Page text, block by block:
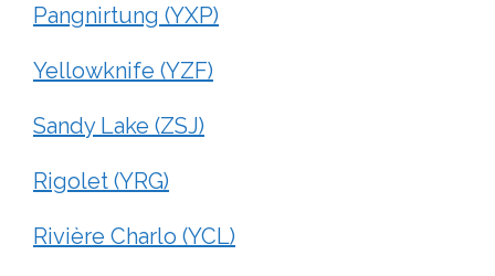
Pangnirtung (YXP)
Yellowknife (YZF)
Sandy Lake (ZSJ)
Rigolet (YRG)
Rivière Charlo (YCL)